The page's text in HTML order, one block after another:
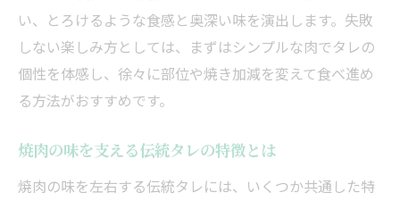
い、とろけるような食感と奥深い味を演出します。失敗
しない楽しみ方としては、まずはシンプルな肉でタレの
個性を体感し、徐々に部位や焼き加減を変えて食べ進め
る方法がおすすめです。
焼肉の味を支える伝統タレの特徴とは
焼肉の味を左右する伝統タレには、いくつか共通した特